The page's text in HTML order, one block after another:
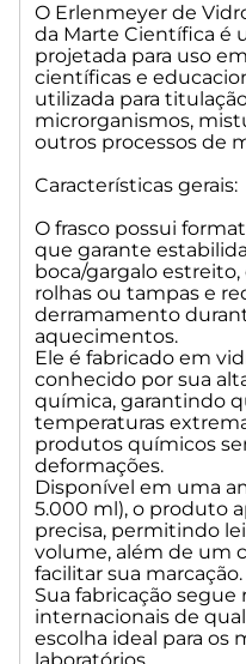
O Erlenmeyer de
da Marte Científica é
projetada para uso
científicas e
utilizada para
microrganismos,
outros processos de
Características gerais:
O frasco possui
que garante
boca/gargalo
rolhas ou tampas e
derramamento
aquecimentos.
Ele é fabricado em
conhecido por sua
química, garantindo
temperaturas
produtos químicos
deformações.
Disponível em uma
5.000 ml), o produto
precisa, permitindo
volume, além de um
facilitar sua marcação.
Sua fabricação segue
internacionais de
escolha ideal para os